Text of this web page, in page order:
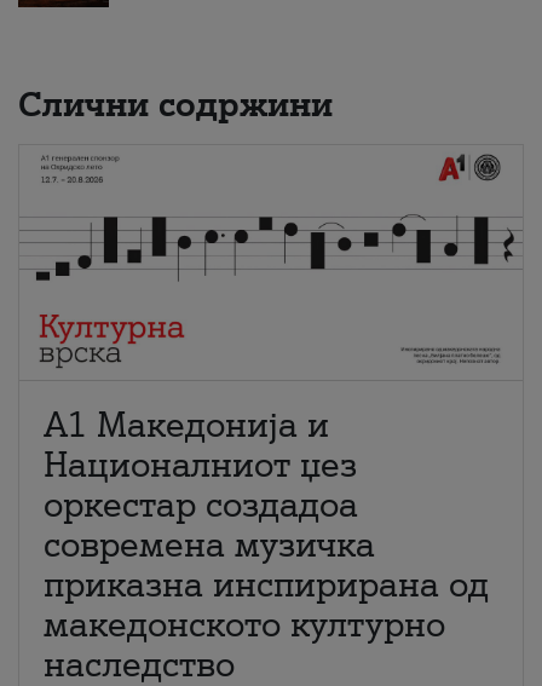
Слични содржини
А1 Македонија и
Националниот џез
оркестар создадоа
современа музичка
приказна инспирирана од
македонското културно
наследство